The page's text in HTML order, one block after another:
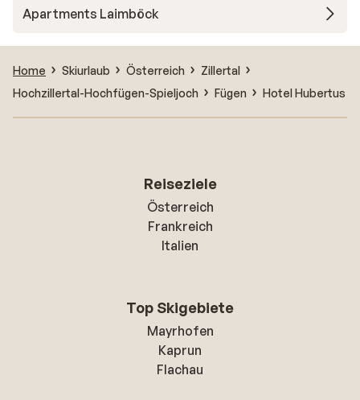
Apartments Laimböck
Home Skiurlaub Österreich
Zillertal
Hochzillertal-Hochfügen-Spieljoch
Fügen Hotel Hubertus
Reiseziele
Österreich
Frankreich
Italien
Top Skigebiete
Mayrhofen
Kaprun
Flachau